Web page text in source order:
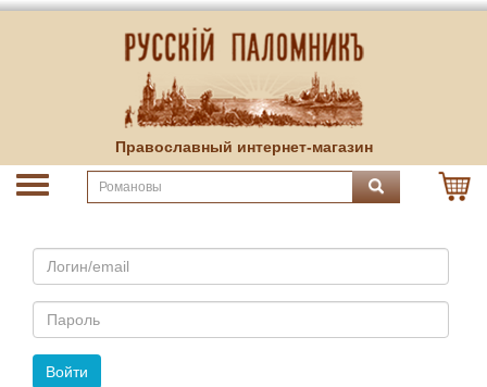
Православный интернет-магазин
Email
Пароль
Войти